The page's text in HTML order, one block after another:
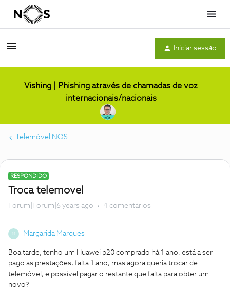
Menu
Iniciar sessão
Vishing | Phishing através de chamadas de voz
internacionais/nacionais
Telemóvel NOS
RESPONDIDO
Troca telemovel
Forum|Forum|6 years ago 4 comentários
M Margarida Marques
Boa tarde, tenho um Huawei p20 comprado há 1 ano, está a ser
pago as prestações, falta 1 ano, mas agora queria trocar de
telemóvel, e possível pagar o restante que falta para obter um
novo?